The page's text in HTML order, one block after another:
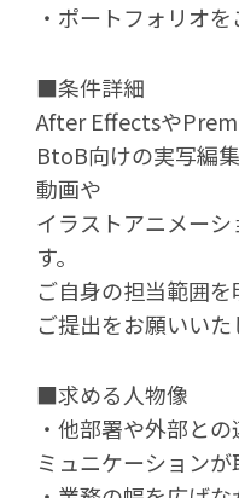
・ポートフォリオ
■条件詳細
After Effectsや
BtoB向けの実写編
動画や
イラストアニメー
す。
ご自身の担当範囲
ご提出をお願いいた
■求める人物像
・他部署や外部と
ミュニケーション